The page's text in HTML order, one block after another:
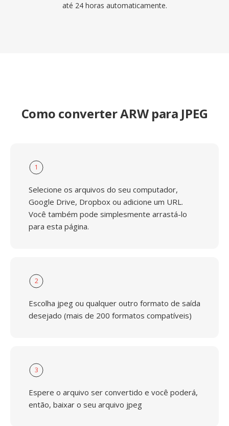
até 24 horas automaticamente.
Como converter ARW para JPEG
1
Selecione os arquivos do seu computador,
Google Drive, Dropbox ou adicione um URL.
Você também pode simplesmente arrastá-lo
para esta página.
2
Escolha jpeg ou qualquer outro formato de saída
desejado (mais de 200 formatos compatíveis)
3
Espere o arquivo ser convertido e você poderá,
então, baixar o seu arquivo jpeg